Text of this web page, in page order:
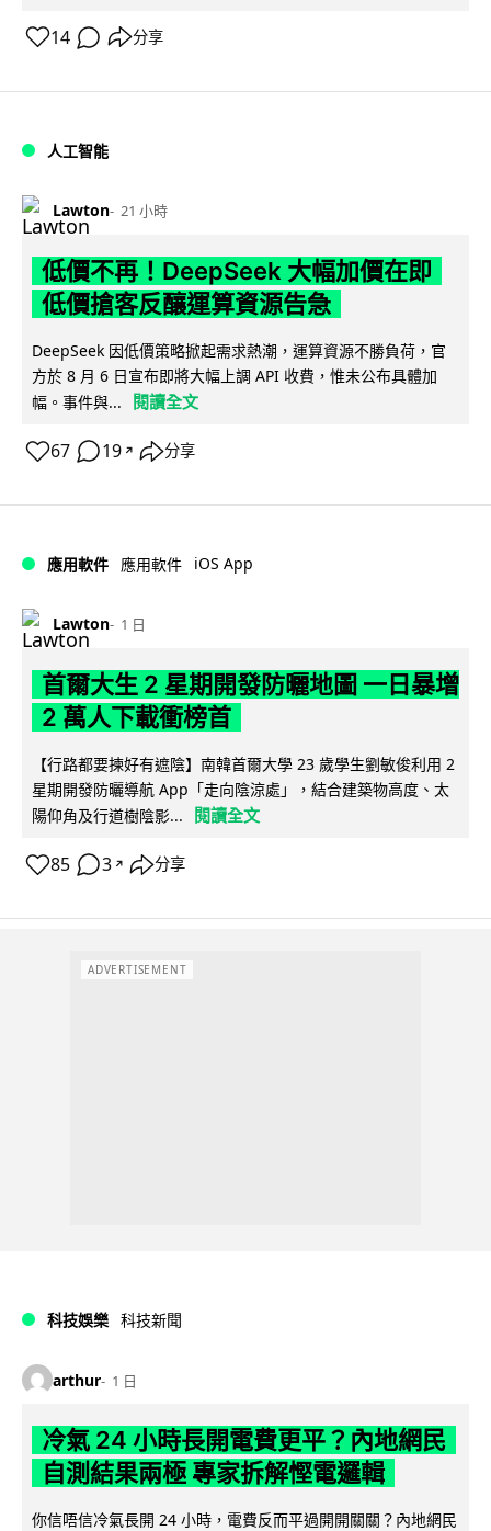
14 分享
人工智能
Lawton 21 小時
低價不再！DeepSeek 大幅加價在即
低價搶客反釀運算資源告急
DeepSeek 因低價策略掀起需求熱潮，運算資源不勝負荷，官
方於 8 月 6 日宣布即將大幅上調 API 收費，惟未公布具體加
幅。事件與...
閱讀全文
67 19 ↗ 分享
應用軟件 應用軟件 iOS App
Lawton 1 日
首爾大生 2 星期開發防曬地圖 一日暴增
2 萬人下載衝榜首
【行路都要揀好有遮陰】南韓首爾大學 23 歲學生劉敏俊利用 2
星期開發防曬導航 App「走向陰涼處」，結合建築物高度、太
陽仰角及行道樹陰影...
閱讀全文
85 3 ↗ 分享
ADVERTISEMENT
科技娛樂 科技新聞
arthur 1 日
冷氣 24 小時長開電費更平？內地網民
自測結果兩極 專家拆解慳電邏輯
你信唔信冷氣長開 24 小時，電費反而平過開開關關？內地網民